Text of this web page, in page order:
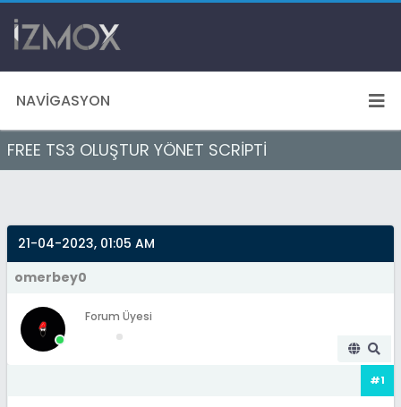
NAVIGASYON
FREE TS3 OLUŞTUR YÖNET SCRİPTİ
21-04-2023, 01:05 AM
omerbey0
Forum Üyesi
#1